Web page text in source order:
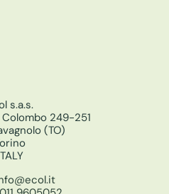
s.a.s.
249-251
(TO)